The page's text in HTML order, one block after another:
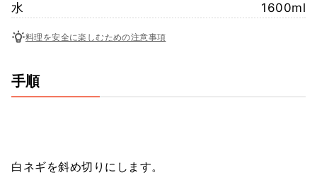
水
1600ml
料理を安全に楽しむための注意事項
手順
白ネギを斜め切りにします。